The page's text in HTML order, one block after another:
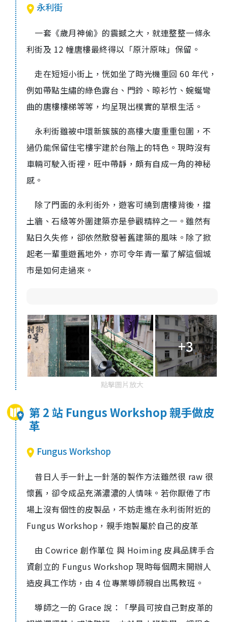
永利街
一套《歲月神偷》的震撼之大，就連整整一條永
利街及 12 幢唐樓最終得以「原汁原味」保留。
走在短短小街上，恍如坐了時光機重回 60 年代，
例如帶點生繡的綠色露台、門鈴、晾衫竹、蜿蜒彎
曲的唐樓樓梯等等，均呈現出樸實的草根生活。
永利街雖被中環新簇簇的高樓大廈重重包圍，不
過仍能保留住宅樓宇建於台階上的特色。現時沒有
車輛可駛入街裡，旺中帶靜，頗有自成一角的神秘
感。
除了門面的永利街外，遊客可繞到唐樓背後，擋
土牆、石級等外圍建築亦是參觀精粹之一。雖然有
點日久失修，卻依然散發著舊建築的風味。除了掀
起老一輩重遊舊地外，亦可令年青一輩了解這個城
市是如何走過來。
+3
點擊圖片放大
第 2 站 Fungus Workshop 親手做皮
革
Fungus Workshop
昔日人手一針上一針落的製作方法雖然很 raw 很
懷舊，卻令成品充滿濃濃的人情味。若你厭倦了市
場上沒有個性的皮製品，不妨走進在永利街附近的
Fungus Workshop，親手炮製屬於自己的皮革
由 Cowrice 創作單位 與 Hoiming 皮具品牌手合
資創立的 Fungus Workshop 現時每個周末開辦人
造皮具工作坊，由 4 位專業導師親自出馬教班。
導師之一的 Grace 說：「學員可按自己對皮革的